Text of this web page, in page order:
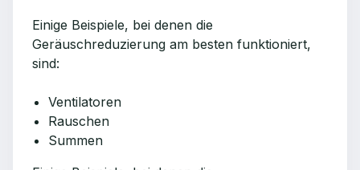
Einige Beispiele, bei denen die
Geräuschreduzierung am besten funktioniert,
sind:
Ventilatoren
Rauschen
Summen